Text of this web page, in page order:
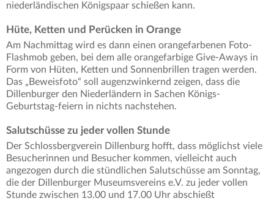
niederländischen Königspaar schießen kann.
Hüte, Ketten und Perücken in Orange
Am Nachmittag wird es dann einen orangefarbenen Foto-
Flashmob geben, bei dem alle orangefarbige Give-Aways in
Form von Hüten, Ketten und Sonnenbrillen tragen werden.
Das „Beweisfoto“ soll augenzwinkernd zeigen, dass die
Dillenburger den Niederländern in Sachen Königs-
Geburtstag-feiern in nichts nachstehen.
Salutschüsse zu jeder vollen Stunde
Der Schlossbergverein Dillenburg hofft, dass möglichst viele
Besucherinnen und Besucher kommen, vielleicht auch
angezogen durch die stündlichen Salutschüsse am Sonntag,
die der Dillenburger Museumsvereins e.V. zu jeder vollen
Stunde zwischen 13.00 und 17.00 Uhr abschießt